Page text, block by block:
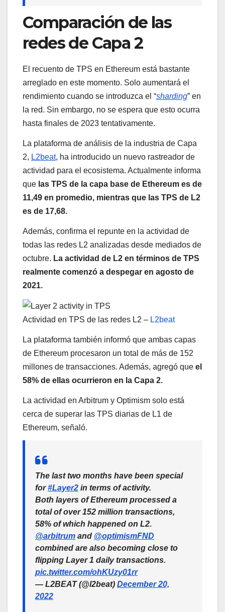
Comparación de las
redes de Capa 2
El recuento de TPS en Ethereum está bastante
arreglado en este momento. Solo aumentará el
rendimiento cuando se introduzca el “sharding” en
la red. Sin embargo, no se espera que esto ocurra
hasta finales de 2023 tentativamente.
La plataforma de análisis de la industria de Capa
2, L2beat, ha introducido un nuevo rastreador de
actividad para el ecosistema. Actualmente informa
que las TPS de la capa base de Ethereum es de
11,49 en promedio, mientras que las TPS de L2
es de 17,68.
Además, confirma el repunte en la actividad de
todas las redes L2 analizadas desde mediados de
octubre. La actividad de L2 en términos de TPS
realmente comenzó a despegar en agosto de
2021.
Actividad en TPS de las redes L2 – L2beat
La plataforma también informó que ambas capas
de Ethereum procesaron un total de más de 152
millones de transacciones. Además, agregó que el
58% de ellas ocurrieron en la Capa 2.
La actividad en Arbitrum y Optimism solo está
cerca de superar las TPS diarias de L1 de
Ethereum, señaló.
The last two months have been special
for#Layer2 in terms of activity.
Both layers of Ethereum processed a
total of over 152 million transactions,
58% of which happened on L2.
@arbitrum and @optimismFND
combined are also becoming close to
flipping Layer 1 daily transactions.
pic.twitter.com/ohKUzy01rr
— L2BEAT (@l2beat) December 20,
2022